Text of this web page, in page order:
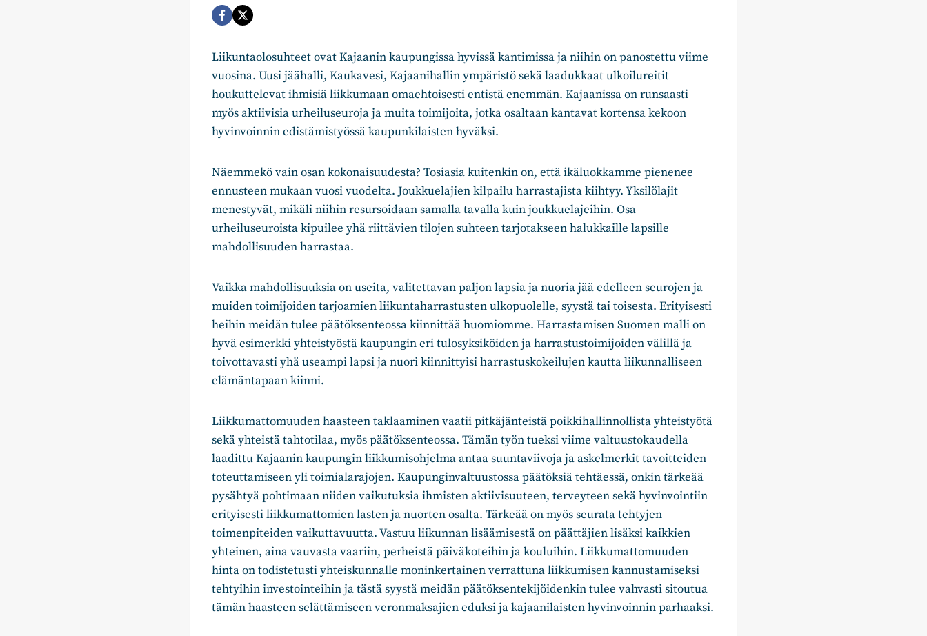
Liikuntaolosuhteet ovat Kajaanin kaupungissa hyvissä kantimissa ja niihin on panostettu viime
vuosina. Uusi jäähalli, Kaukavesi, Kajaanihallin ympäristö sekä laadukkaat ulkoilureitit
houkuttelevat ihmisiä liikkumaan omaehtoisesti entistä enemmän. Kajaanissa on runsaasti
myös aktiivisia urheiluseuroja ja muita toimijoita, jotka osaltaan kantavat kortensa kekoon
hyvinvoinnin edistämistyössä kaupunkilaisten hyväksi.
Näemmekö vain osan kokonaisuudesta? Tosiasia kuitenkin on, että ikäluokkamme pienenee
ennusteen mukaan vuosi vuodelta. Joukkuelajien kilpailu harrastajista kiihtyy. Yksilölajit
menestyvät, mikäli niihin resursoidaan samalla tavalla kuin joukkuelajeihin. Osa
urheiluseuroista kipuilee yhä riittävien tilojen suhteen tarjotakseen halukkaille lapsille
mahdollisuuden harrastaa.
Vaikka mahdollisuuksia on useita, valitettavan paljon lapsia ja nuoria jää edelleen seurojen ja
muiden toimijoiden tarjoamien liikuntaharrastusten ulkopuolelle, syystä tai toisesta. Erityisesti
heihin meidän tulee päätöksenteossa kiinnittää huomiomme. Harrastamisen Suomen malli on
hyvä esimerkki yhteistyöstä kaupungin eri tulosyksiköiden ja harrastustoimijoiden välillä ja
toivottavasti yhä useampi lapsi ja nuori kiinnittyisi harrastuskokeilujen kautta liikunnalliseen
elämäntapaan kiinni.
Liikkumattomuuden haasteen taklaaminen vaatii pitkäjänteistä poikkihallinnollista yhteistyötä
sekä yhteistä tahtotilaa, myös päätöksenteossa. Tämän työn tueksi viime valtuustokaudella
laadittu Kajaanin kaupungin liikkumisohjelma antaa suuntaviivoja ja askelmerkit tavoitteiden
toteuttamiseen yli toimialarajojen. Kaupunginvaltuustossa päätöksiä tehtäessä, onkin tärkeää
pysähtyä pohtimaan niiden vaikutuksia ihmisten aktiivisuuteen, terveyteen sekä hyvinvointiin
erityisesti liikkumattomien lasten ja nuorten osalta. Tärkeää on myös seurata tehtyjen
toimenpiteiden vaikuttavuutta. Vastuu liikunnan lisäämisestä on päättäjien lisäksi kaikkien
yhteinen, aina vauvasta vaariin, perheistä päiväkoteihin ja kouluihin. Liikkumattomuuden
hinta on todistetusti yhteiskunnalle moninkertainen verrattuna liikkumisen kannustamiseksi
tehtyihin investointeihin ja tästä syystä meidän päätöksentekijöidenkin tulee vahvasti sitoutua
tämän haasteen selättämiseen veronmaksajien eduksi ja kajaanilaisten hyvinvoinnin parhaaksi.